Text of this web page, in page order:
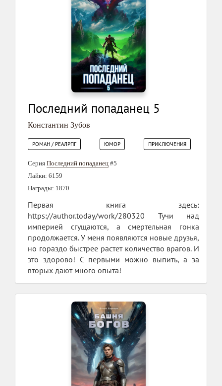
Последний попаданец 5
Константин Зубов
РОМАН / РЕАЛРПГ ЮМОР ПРИКЛЮЧЕНИЯ
Серия Последний попаданец #5
Лайки: 6159
Награды: 1870
Первая книга здесь:
https://author.today/work/280320 Тучи над
империей сгущаются, а смертельная гонка
продолжается. У меня появляются новые друзья,
но гораздо быстрее растет количество врагов. И
это здорово! С первыми можно выпить, а за
вторых дают много опыта!